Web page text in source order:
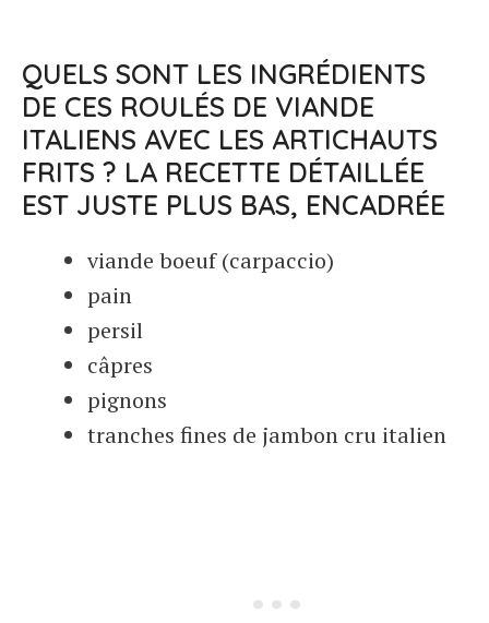
QUELS SONT LES INGRÉDIENTS
DE CES ROULÉS DE VIANDE
ITALIENS AVEC LES ARTICHAUTS
FRITS ? LA RECETTE DÉTAILLÉE
EST JUSTE PLUS BAS, ENCADRÉE
viande boeuf (carpaccio)
pain
persil
câpres
pignons
tranches fines de jambon cru italien